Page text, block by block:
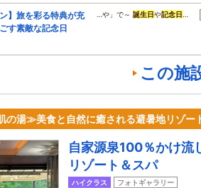
】旅を彩る特典が充
す素敵な記念日
…や」で～誕生日や記念日 …
この施
湯≫美食と自然に癒される避暑地リゾー
自家源泉100％かけ流
リゾート＆スパ
ハイクラス フォトギャラリー